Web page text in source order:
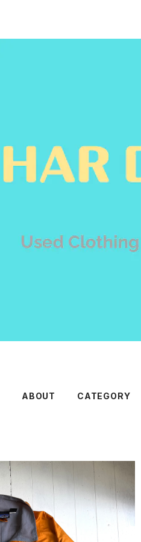
ABOUT CATEGORY